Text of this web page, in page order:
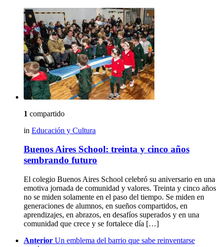
1 compartido
in Educación y Cultura
Buenos Aires School: treinta y cinco años
sembrando futuro
El colegio Buenos Aires School celebró su aniversario en una
emotiva jornada de comunidad y valores. Treinta y cinco años
no se miden solamente en el paso del tiempo. Se miden en
generaciones de alumnos, en sueños compartidos, en
aprendizajes, en abrazos, en desafíos superados y en una
comunidad que crece y se fortalece día […]
Anterior Un emblema del barrio que sabe reinventarse